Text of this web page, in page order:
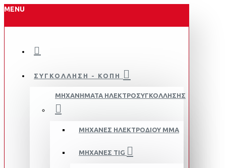
MENU
ΣΥΓΚΟΛΛΗΣΗ - ΚΟΠΗ
ΜΗΧΑΝΗΜΑΤΑ ΗΛΕΚΤΡΟΣΥΓΚΟΛΛΗΣΗΣ
ΜΗΧΑΝΈΣ ΗΛΕΚΤΡΟΔΊΟΥ MMA
ΜΗΧΑΝΈΣ TIG